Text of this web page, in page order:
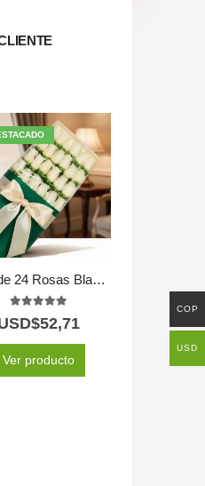
Caja de 24 Rosas Blancas
out of 5
52,71
Ver producto
COP
USD